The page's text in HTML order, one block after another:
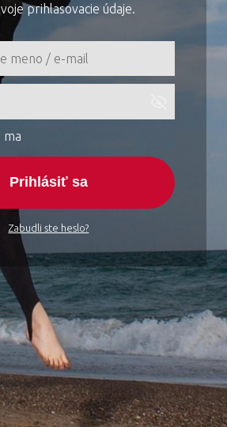
prihlasovacie údaje.
ma
Prihlásiť sa
Zabudli ste heslo?